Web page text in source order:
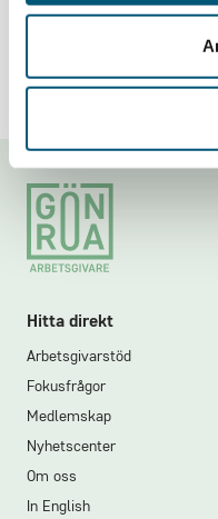
Footer
Hitta direkt
Arbetsgivarstöd
Fokusfrågor
Medlemskap
Nyhetscenter
Om oss
In English